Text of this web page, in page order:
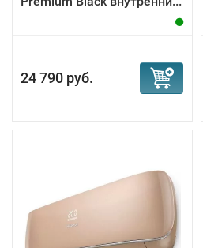
24 790 руб.